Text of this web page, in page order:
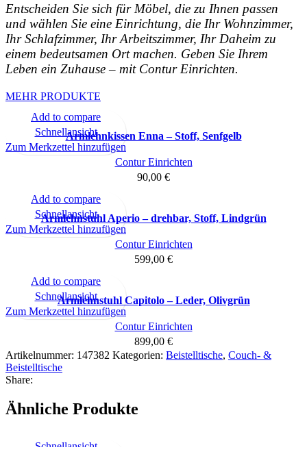
Entscheiden Sie sich für Möbel, die zu Ihnen passen
und wählen Sie eine Einrichtung, die Ihr Wohnzimmer,
Ihr Schlafzimmer, Ihr Arbeitszimmer, Ihr Daheim zu
einem bedeutsamen Ort machen. Geben Sie Ihrem
Leben ein Zuhause – mit Contur Einrichten.
MEHR PRODUKTE
Armlehnkissen Enna – Stoff, Senfgelb
Contur Einrichten
90,00 €
Add to compare
Schnellansicht
Zum Merkzettel hinzufügen
Armlehnstuhl Aperio – drehbar, Stoff, Lindgrün
Contur Einrichten
599,00 €
Add to compare
Schnellansicht
Zum Merkzettel hinzufügen
Armlehnstuhl Capitolo – Leder, Olivgrün
Contur Einrichten
899,00 €
Add to compare
Schnellansicht
Zum Merkzettel hinzufügen
Artikelnummer: 147382 Kategorien: Beistelltische, Couch- &
Beistelltische
Share:
Ähnliche Produkte
Schnellansicht